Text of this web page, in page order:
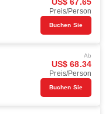
Preis/Person
Buchen Sie
Ab
US$ 68.34
Preis/Person
Buchen Sie